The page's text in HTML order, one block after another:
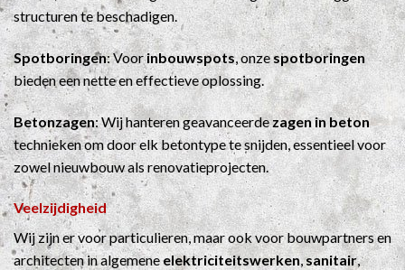
structuren te beschadigen.
Spotboringen: Voorinbouwspots, onzespotboringen
bieden een nette en effectieve oplossing.
Betonzagen: Wij hanteren geavanceerde zagen in beton
technieken om door elk betontype te snijden, essentieel voor
zowel nieuwbouw als renovatieprojecten.
Veelzijdigheid
Wij zijn er voor particulieren, maar ook voor bouwpartners en
architecten in algemeneelektriciteitswerken,sanitair,